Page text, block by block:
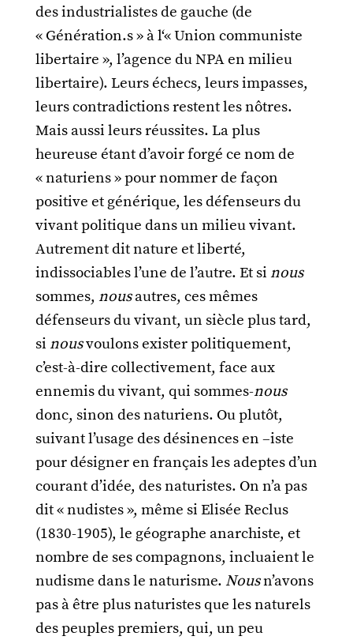
des industrialistes de gauche (de
« Génération.s » à l‘« Union communiste
libertaire », l’agence du NPA en milieu
libertaire). Leurs échecs, leurs impasses,
leurs contradictions restent les nôtres.
Mais aussi leurs réussites. La plus
heureuse étant d’avoir forgé ce nom de
« naturiens » pour nommer de façon
positive et générique, les défenseurs du
vivant politique dans un milieu vivant.
Autrement dit nature et liberté,
indissociables l’une de l’autre. Et sinous
sommes, nousautres, ces mêmes
défenseurs du vivant, un siècle plus tard,
sinousvoulons exister politiquement,
c’est-à-dire collectivement, face aux
ennemis du vivant, qui sommes-nous
donc, sinon des naturiens. Ou plutôt,
suivant l’usage des désinences en –iste
pour désigner en français les adeptes d’un
courant d’idée, des naturistes. On n’a pas
dit « nudistes », même si Elisée Reclus
(1830-1905), le géographe anarchiste, et
nombre de ses compagnons, incluaient le
nudisme dans le naturisme.Nousn’avons
pas à être plus naturistes que les naturels
des peuples premiers, qui, un peu